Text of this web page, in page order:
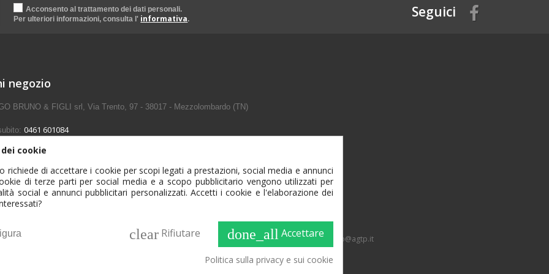
Acconsento al trattamento dei dati personali.
Per ulteriori informazioni, consulta l' informativa. Seguici
negozio
BRUNO & FIGLI srl, Via Trento, 97 - 38017 - Mezzolombardo (TN)
0461 601084
Informativa di navigazione
| Via Trento, 97 | 38017 Mezzolombardo (TN) | Tel. 0461 601084 | Fax 0461 607117 | dalmonego@agtp.it
P.IVA 00991880220 | Cap. Soc. Euro 500.000,00 i.v. | Reg. Imp. Trento 00991880220
Prima - agenzia di comunicazione
cookie
richiede di accettare i cookie per scopi legati a prestazioni, social media e annunci
di terze parti per social media e a scopo pubblicitario vengono utilizzati per
social e annunci pubblicitari personalizzati. Accetti i cookie e l'elaborazione dei
done_all Accettare
clear Rifiutare
Politica sulla privacy e sui cookie